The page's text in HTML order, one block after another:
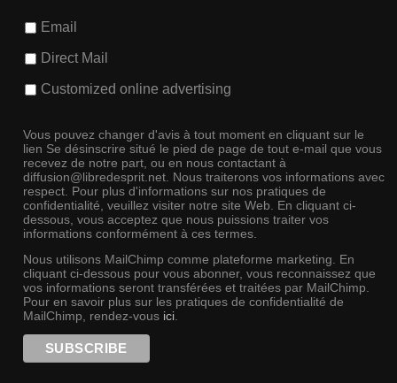
Email
Direct Mail
Customized online advertising
Vous pouvez changer d'avis à tout moment en cliquant sur le
lien Se désinscrire situé le pied de page de tout e-mail que vous
recevez de notre part, ou en nous contactant à
diffusion@libredesprit.net. Nous traiterons vos informations avec
respect. Pour plus d'informations sur nos pratiques de
confidentialité, veuillez visiter notre site Web. En cliquant ci-
dessous, vous acceptez que nous puissions traiter vos
informations conformément à ces termes.
Nous utilisons MailChimp comme plateforme marketing. En
cliquant ci-dessous pour vous abonner, vous reconnaissez que
vos informations seront transférées et traitées par MailChimp.
Pour en savoir plus sur les pratiques de confidentialité de
MailChimp, rendez-vous ici.